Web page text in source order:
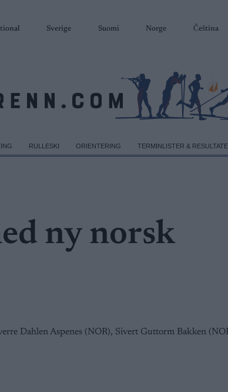
Sverige Suomi Norge Čeština
RULLESKI ORIENTERING TERMINLISTER &
ny norsk